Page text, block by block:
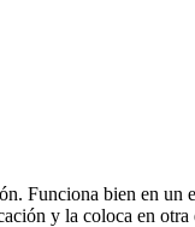
Funciona bien en un
y la coloca en otra